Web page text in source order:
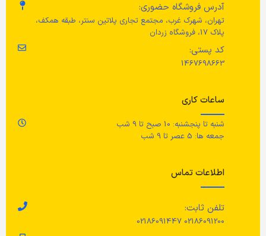
آدرس فروشگاه حضوری:
تهران، شهرک غرب، مجتمع تجاری پلاتین سنتر، طبقه همکف،
پلاک 17، فروشگاه زردان
کد پستی:
1467698663
ساعات کاری
شنبه تا پنجشنبه: 10 صبح تا 9 شب
جمعه ها: 5 عصر تا 9 شب
اطلاعات تماس
تلفن ثابت:
02186091200 02186091447